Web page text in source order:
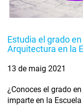
Estudia el grado
Arquitectura en la
13 de maig 2021
¿Conoces el grado
imparte en la